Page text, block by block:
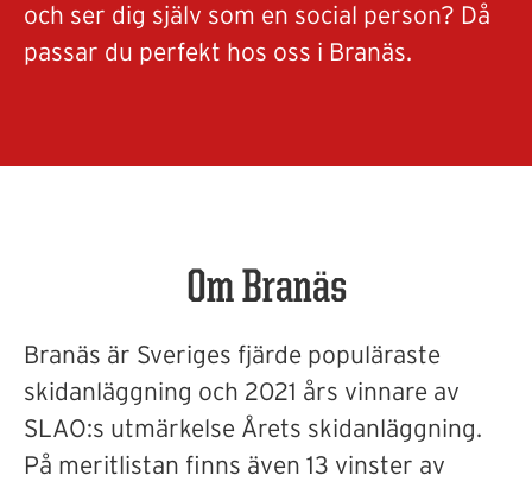
och ser dig själv som en social person? Då
passar du perfekt hos oss i Branäs.
Om Branäs
Branäs är Sveriges fjärde populäraste
skidanläggning och 2021 års vinnare av
SLAO:s utmärkelse Årets skidanläggning.
På meritlistan finns även 13 vinster av